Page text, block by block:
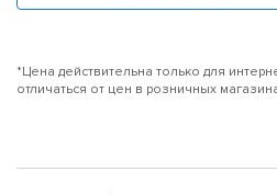
*Цена действительна только для
отличаться от цен в розничных